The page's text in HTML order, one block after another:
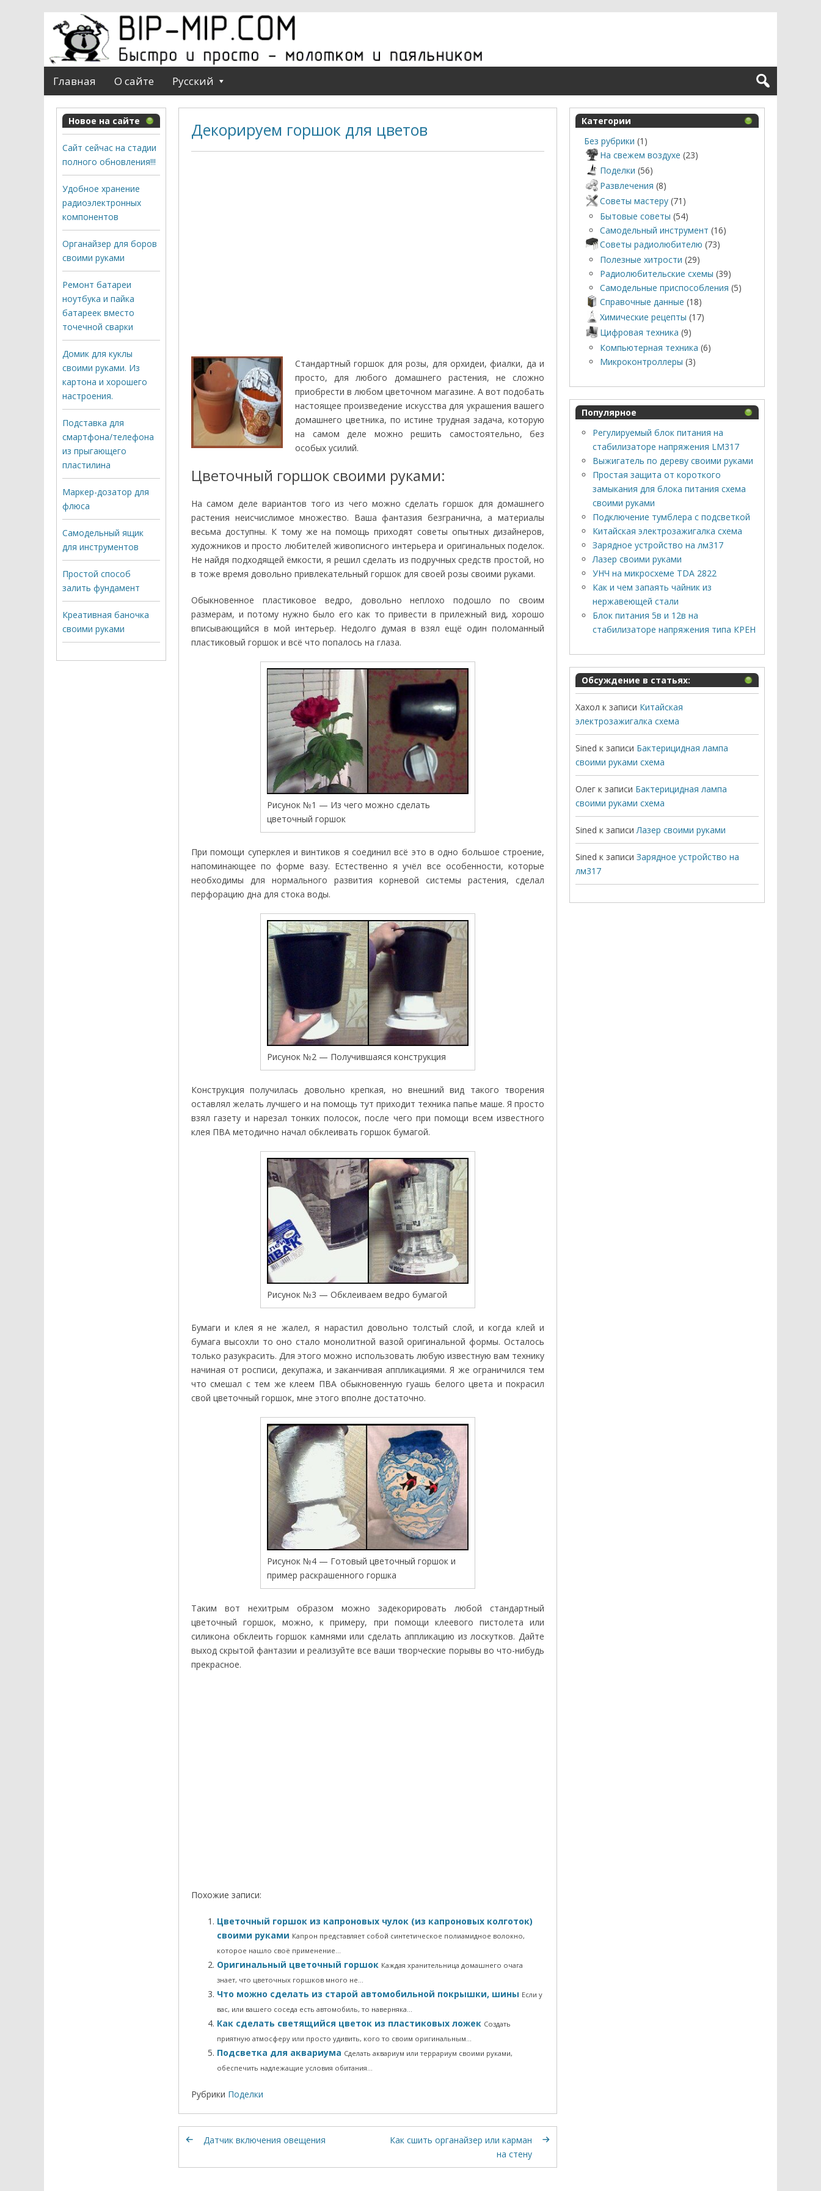
Главная О сайте Русский
Декорируем горшок для цветов
Стандартный горшок для розы, для орхидеи, фиалки, да и
просто, для любого домашнего растения, не сложно
приобрести в любом цветочном магазине. А вот подобать
настоящее произведение искусства для украшения вашего
домашнего цветника, по истине трудная задача, которую
на самом деле можно решить самостоятельно, без
особых усилий.
Цветочный горшок своими руками:
На самом деле вариантов того из чего можно сделать горшок для домашнего
растения неисчислимое множество. Ваша фантазия безгранична, а материалы
весьма доступны. К тому же на помощь приходят советы опытных дизайнеров,
художников и просто любителей живописного интерьера и оригинальных поделок.
Не найдя подходящей ёмкости, я решил сделать из подручных средств простой, но
в тоже время довольно привлекательный горшок для своей розы своими руками.
Обыкновенное пластиковое ведро, довольно неплохо подошло по своим
размерам, и потому нужно было его как то привести в прилежный вид, хорошо
вписывающийся в мой интерьер. Недолго думая в взял ещё один поломанный
пластиковый горшок и всё что попалось на глаза.
Рисунок №1 — Из чего можно сделать
цветочный горшок
При помощи суперклея и винтиков я соединил всё это в одно большое строение,
напоминающее по форме вазу. Естественно я учёл все особенности, которые
необходимы для нормального развития корневой системы растения, сделал
перфорацию дна для стока воды.
Рисунок №2 — Получившаяся конструкция
Конструкция получилась довольно крепкая, но внешний вид такого творения
оставлял желать лучшего и на помощь тут приходит техника папье маше. Я просто
взял газету и нарезал тонких полосок, после чего при помощи всем известного
клея ПВА методично начал обклеивать горшок бумагой.
Рисунок №3 — Обклеиваем ведро бумагой
Бумаги и клея я не жалел, я нарастил довольно толстый слой, и когда клей и
бумага высохли то оно стало монолитной вазой оригинальной формы. Осталось
только разукрасить. Для этого можно использовать любую известную вам технику
начиная от росписи, декупажа, и заканчивая аппликациями. Я же ограничился тем
что смешал с тем же клеем ПВА обыкновенную гуашь белого цвета и покрасил
свой цветочный горшок, мне этого вполне достаточно.
Рисунок №4 — Готовый цветочный горшок и
пример раскрашенного горшка
Таким вот нехитрым образом можно задекорировать любой стандартный
цветочный горшок, можно, к примеру, при помощи клеевого пистолета или
силикона обклеить горшок камнями или сделать аппликацию из лоскутков. Дайте
выход скрытой фантазии и реализуйте все ваши творческие порывы во что-нибудь
прекрасное.
Похожие записи:
Цветочный горшок из капроновых чулок (из капроновых колготок)
своими руками Капрон представляет собой синтетическое полиамидное волокно,
которое нашло своё применение…
Оригинальный цветочный горшок Каждая хранительница домашнего очага
знает, что цветочных горшков много не…
Что можно сделать из старой автомобильной покрышки, шины Если у
вас, или вашего соседа есть автомобиль, то наверняка…
Как сделать светящийся цветок из пластиковых ложек Создать
приятную атмосферу или просто удивить, кого то своим оригинальным…
Подсветка для аквариума Сделать аквариум или террариум своими руками,
обеспечить надлежащие условия обитания…
Рубрики Поделки
Датчик включения овещения
Как сшить органайзер или карман
на стену
Категории
Без рубрики (1)
На свежем воздухе (23)
Поделки (56)
Развлечения (8)
Советы мастеру (71)
Бытовые советы (54)
Самодельный инструмент (16)
Советы радиолюбителю (73)
Полезные хитрости (29)
Радиолюбительские схемы (39)
Самодельные приспособления (5)
Справочные данные (18)
Химические рецепты (17)
Цифровая техника (9)
Компьютерная техника (6)
Микроконтроллеры (3)
Популярное
Регулируемый блок питания на
стабилизаторе напряжения LM317
Выжигатель по дереву своими руками
Простая защита от короткого
замыкания для блока питания схема
своими руками
Подключение тумблера с подсветкой
Китайская электрозажигалка схема
Зарядное устройство на лм317
Лазер своими руками
УНЧ на микросхеме TDA 2822
Как и чем запаять чайник из
нержавеющей стали
Блок питания 5в и 12в на
стабилизаторе напряжения типа КРЕН
Обсуждение в статьях:
Хахол к записи Китайская
электрозажигалка схема
Sined к записи Бактерицидная лампа
своими руками схема
Олег к записи Бактерицидная лампа
своими руками схема
Sined к записи Лазер своими руками
Sined к записи Зарядное устройство на
лм317
Новое на сайте
Сайт сейчас на стадии
полного обновления!!!
Удобное хранение
радиоэлектронных
компонентов
Органайзер для боров
своими руками
Ремонт батареи
ноутбука и пайка
батареек вместо
точечной сварки
Домик для куклы
своими руками. Из
картона и хорошего
настроения.
Подставка для
смартфона/телефона
из прыгающего
пластилина
Маркер-дозатор для
флюса
Самодельный ящик
для инструментов
Простой способ
залить фундамент
Креативная баночка
своими руками